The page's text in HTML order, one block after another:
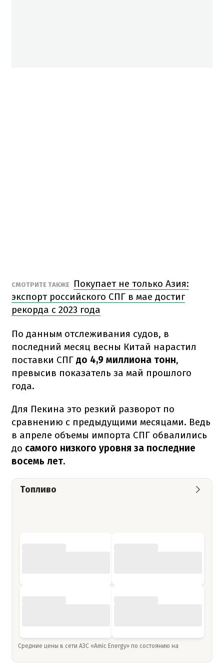
СМОТРИТЕ ТАКЖЕ
Покупает не только Азия:
экспорт российского СПГ в мае достиг
рекорда с 2023 года
По данным отслеживания судов, в
последний месяц весны Китай нарастил
поставки СПГ до 4,9 миллиона тонн,
превысив показатель за май прошлого
года.
Для Пекина это резкий разворот по
сравнению с предыдущими месяцами. Ведь
в апреле объемы импорта СПГ обвалились
до самого низкого уровня за последние
восемь лет.
Топливо
Средние цены в сети АЗС «Amic Energy» по состоянию на